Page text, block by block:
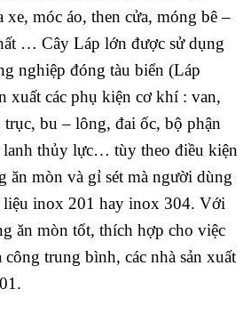
xe, móc áo, then cửa, móng bê –
… Cây Láp lớn được sử dụng
nghiệp đóng tàu biển (Láp
xuất các phụ kiện cơ khí : van,
bu – lông, đai ốc, bộ phận
thủy lực… tùy theo điều kiện
ăn mòn và gỉ sét mà người dùng
liệu inox 201 hay inox 304. Với
ăn mòn tốt, thích hợp cho việc
trung bình, các nhà sản xuất